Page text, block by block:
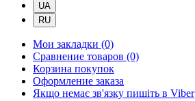
UA
RU
Мои закладки (0)
Сравнение товаров (0)
Корзина покупок
Оформление заказа
Якщо немає зв'язку пишіть в Viber